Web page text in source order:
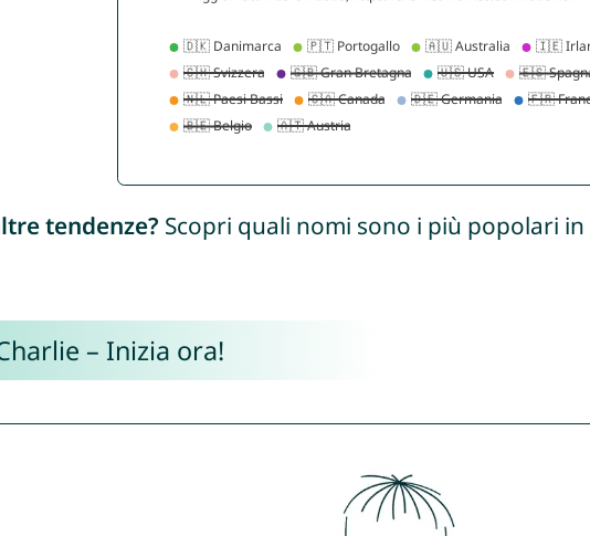
tendenze? Scopri quali nomi sono i più popolari in
– Inizia ora!